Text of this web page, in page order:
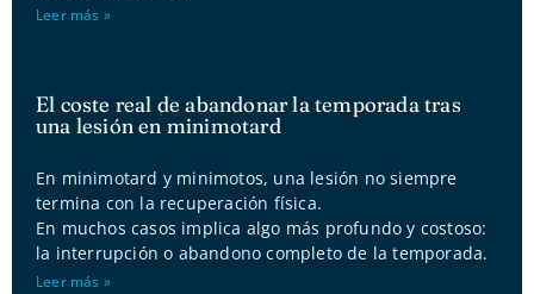
Leer más »
El coste real de abandonar la temporada tras
una lesión en minimotard
En minimotard y minimotos, una lesión no siempre
termina con la recuperación física.
En muchos casos implica algo más profundo y costoso:
la interrupción o abandono completo de la temporada.
Leer más »